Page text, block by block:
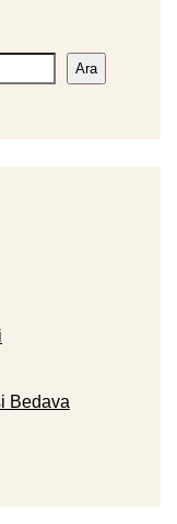
Ara
Bedava